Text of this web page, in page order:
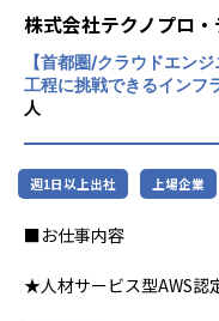
放任主義ですが、挑戦す
甘やかさないが、伴走は
この矛盾を楽しめるかど
分かれ目です。
「安定」よりも「成長」
さ」に魅力を感じる方。
会社を使い倒し、自分の
いる方。
オープンで、本気の成長
「バックオフィスDX」
バックオフィス業務と
いくことを通して、企業
ています。
しく” へリノベートする
・2020年に東証プライム
・AI/LLMによる自動化の
動要約、IaCの生成、ト
解消など、最先端の技術
意欲を持つ方を募集します
・カケハシ技術ブログ
業にも取り
#薬局体験
#薬局経営
＃おくす
＃医薬品
I在庫管理
株式会社テクノプロ
【首都圏/クラウドエン
工程に挑戦できるインフ
人
週1日以上出社 上場企業
■お仕事内容
★人材サービス型AWS